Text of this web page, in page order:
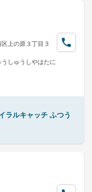
上の原３丁目３
しゅうしやはたに
ラルキャッチ ふつう